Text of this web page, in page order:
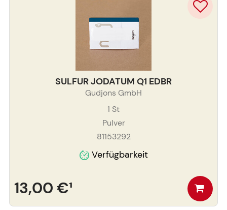
SULFUR JODATUM Q1 EDBR
Gudjons GmbH
1 St
Pulver
81153292
Verfügbarkeit
13,00 €¹